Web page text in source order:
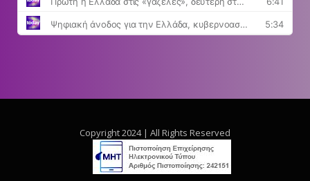
Copyright 2024 | All Rights Reserved